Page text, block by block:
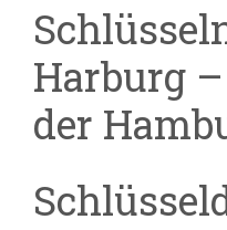
Harburg
der